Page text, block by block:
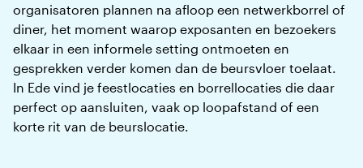
organisatoren plannen na afloop een netwerkborrel of
diner, het moment waarop exposanten en bezoekers
elkaar in een informele setting ontmoeten en
gesprekken verder komen dan de beursvloer toelaat.
In Ede vind je feestlocaties en borrellocaties die daar
perfect op aansluiten, vaak op loopafstand of een
korte rit van de beurslocatie.